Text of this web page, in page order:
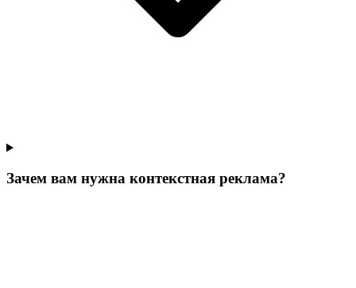
Зачем вам нужна контекстная реклама?